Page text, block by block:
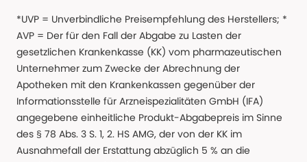
*UVP = Unverbindliche Preisempfehlung des Herstellers; *
AVP = Der für den Fall der Abgabe zu Lasten der
gesetzlichen Krankenkasse (KK) vom pharmazeutischen
Unternehmer zum Zwecke der Abrechnung der
Apotheken mit den Krankenkassen gegenüber der
Informationsstelle für Arzneispezialitäten GmbH (IFA)
angegebene einheitliche Produkt-Abgabepreis im Sinne
des § 78 Abs. 3 S. 1, 2. HS AMG, der von der KK im
Ausnahmefall der Erstattung abzüglich 5 % an die